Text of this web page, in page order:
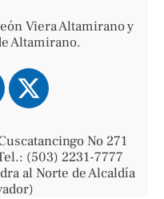
Viera Altamirano y
Altamirano.
No 271
(503) 2231-7777
al Norte de Alcaldía